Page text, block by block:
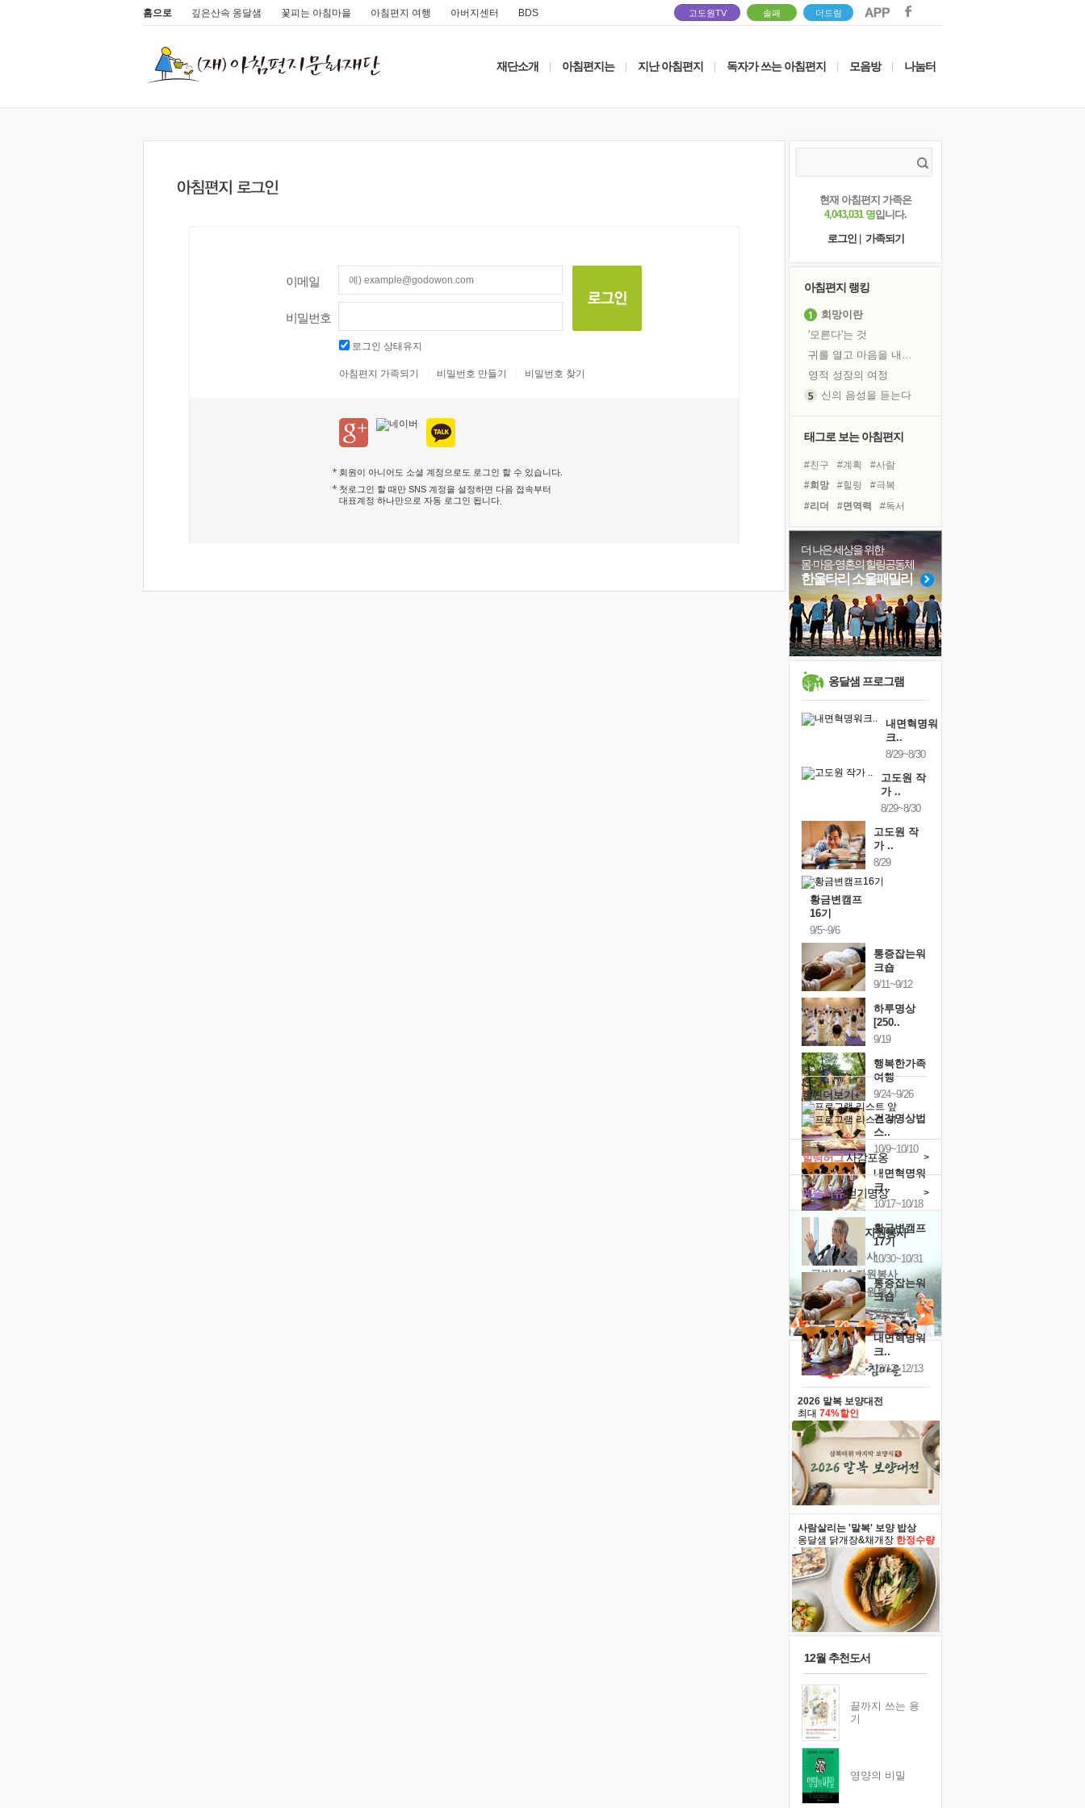
홈으로 깊은산속 옹달샘 꽃피는 아침마을 아침편지 여행 아버지센터 BDS 고도원TV 솔패 더드림
재단소개 아침편지는 지난 아침편지 독자가 쓰는 아침편지 모음방 나눔터
이메일
비밀번호
로그인 상태유지
아침편지 가족되기 비밀번호 만들기 비밀번호 찾기
회원이 아니어도 소셜 계정으로도 로그인 할 수 있습니다.
첫로그인 할 때만 SNS 계정을 설정하면 다음 접속부터
대표계정 하나만으로 자동 로그인 됩니다
현재 아침편지 가족은
4,043,031 명입니다.
로그인
가족되기
아침편지 랭킹
희망이란
'모른다'는 것
귀를 열고 마음을 내어주고
영적 성장의 여정
신의 음성을 듣는다
극과 극의 양 끝단
'말 타는 법'을 먼저
졸업식 사진을 보며
극심한 변비, 어깨결림, 수면 장애
아픈 아버지를 위한 공간 설계
슬럼프
보고 싶은 어머니
유년 시절의 부산 영도 바다
못된 꼰대들
너무 황홀한 꽃들이여!
태그로 보는 아침편지
#친구 #계획
#사람
#희망
#힐링
#극복
#리더
#면역력
#독서
#바이러스
#건강
#비전캠프
#독서캠프
#경험
#링컨학교
#도움
#선택
#아이들
#명상
#유튜브
#위기
더 나은 세상을 위한
몸·마음·영혼의 힐링공동체
한울타리 소울패밀리
옹달샘 프로그램
내면혁명워
크..
8/29~8/30
고도원 작
가 ..
8/29~8/30
고도원 작
가 ..
8/29
황금변캠프
16기
9/5~9/6
통증잡는워
크숍
9/11~9/12
하루명상
[250..
9/19
행복한가족
여행
9/24~9/26
건강명상법
스..
10/9~10/10
내면혁명워
크..
10/17~10/18
황금변캠프
17기
10/30~10/31
통증잡는워
크숍
11/7~11/8
내면혁명워
크..
12/12~12/13
캘린더보기+
예술치유걷기명상 >
힐링허그사감포옹 >
'옹달샘의 꽃' 자원봉사
· 청년 자원봉사
· 금빛청년 자원봉사
· 음식연구 자원봉사
2026 말복 보양대전
최대 74%할인
사람살리는 '말복' 보양 밥상
옹달샘 닭개장&채개장 한정수량
12월 추천도서
끝까지 쓰는 용
기
영양의 비밀